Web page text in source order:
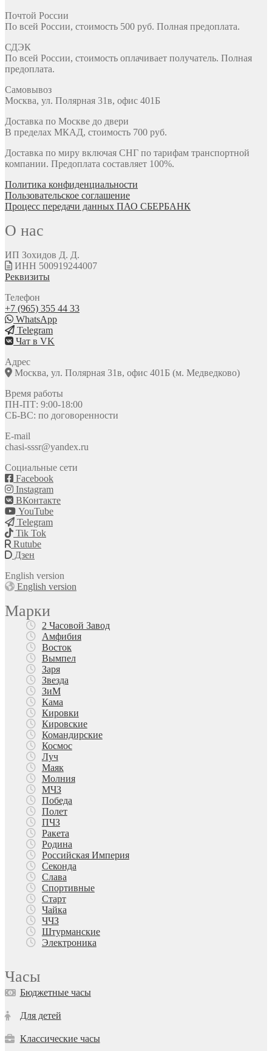
Почтой России
По всей России, стоимость 500 руб. Полная предоплата.
СДЭК
По всей России, стоимость оплачивает получатель. Полная
предоплата.
Самовывоз
Москва, ул. Полярная 31в, офис 401Б
Доставка по Москве до двери
В пределах МКАД, стоимость 700 руб.
Доставка по миру включая СНГ по тарифам транспортной
компании. Предоплата составляет 100%.
Политика конфиденциальности
Пользовательское соглашение
Процесс передачи данных ПАО СБЕРБАНК
О нас
ИП Зохидов Д. Д.
ИНН 500919244007
Реквизиты
Телефон
+7 (965) 355 44 33
WhatsApp
Telegram
Чат в VK
Адрес
Москва, ул. Полярная 31в, офис 401Б (м. Медведково)
Время работы
ПН-ПТ: 9:00-18:00
СБ-ВС: по договоренности
E-mail
chasi-sssr@yandex.ru
Социальные сети
Facebook
Instagram
ВКонтакте
YouTube
Telegram
Tik Tok
Rutube
Дзен
English version
English version
Марки
2 Часовой Завод
Амфибия
Восток
Вымпел
Заря
Звезда
ЗиМ
Кама
Кировки
Кировские
Командирские
Космос
Луч
Маяк
Молния
МЧЗ
Победа
Полет
ПЧЗ
Ракета
Родина
Российская Империя
Секонда
Слава
Спортивные
Старт
Чайка
ЧЧЗ
Штурманские
Электроника
Часы
Бюджетные часы
Для детей
Классические часы